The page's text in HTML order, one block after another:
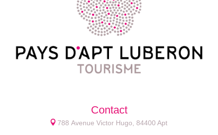
Contact
788 Avenue Victor Hugo, 84400 Apt